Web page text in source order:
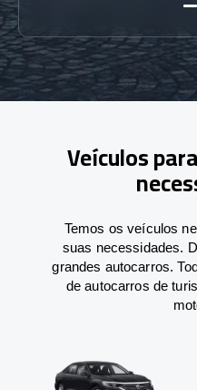
Veículos
Temos os veículos
suas necessidades.
grandes autocarros.
de autocarros de